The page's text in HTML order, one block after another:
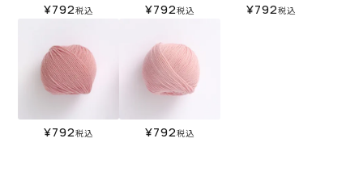
¥792税込 ¥792税込 ¥792税込
¥792税込 ¥792税込